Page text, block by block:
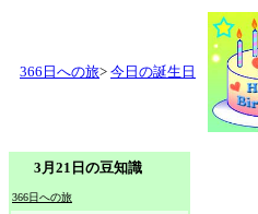
366日への旅> 今日の誕生日
3月21日の豆知識
366日への旅